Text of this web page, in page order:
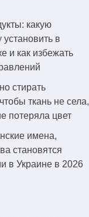
какую
установить в
и как избежать
стирать
ткань не села,
потеряла цвет
имена,
становятся
в Украине в 2026